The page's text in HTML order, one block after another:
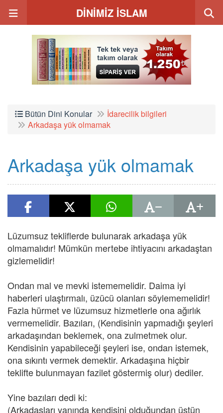
DİNİMİZ İSLAM
Bütün Dini Konular
İdarecilik bilgileri
Arkadaşa yük olmamak
Arkadaşa yük olmamak
Lüzumsuz tekliflerde bulunarak arkadaşa yük
olmamalıdır! Mümkün mertebe ihtiyacını arkadaştan
gizlemelidir!
Ondan mal ve mevki istememelidir. Daima iyi
haberleri ulaştırmalı, üzücü olanları söylememelidir!
Fazla hürmet ve lüzumsuz hizmetlerle ona ağırlık
vermemelidir. Bazıları, (Kendisinin yapmadığı şeyleri
arkadaşından beklemek, ona zulmetmek olur.
Kendisinin yapabileceği şeyleri ise, ondan istemek,
ona sıkıntı vermek demektir. Arkadaşına hiçbir
teklifte bulunmayan fazilet göstermiş olur) dediler.
Yine bazıları dedi ki:
(Arkadaşları yanında kendisini olduğundan üstün